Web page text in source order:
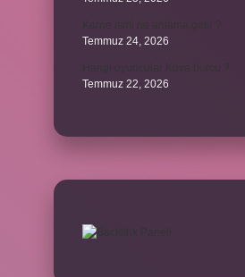
Temmuz 24, 2026
Temmuz 22, 2026